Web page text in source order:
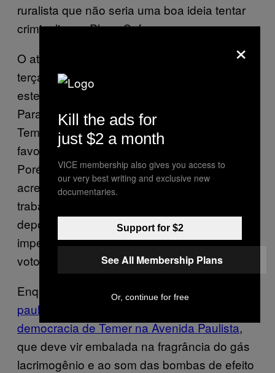
ruralista que não seria uma boa ideia tentar
criminalizar o Plano Safra.
O ato final do impeachment acontece nesta
terça-feira (30), numa sessão que deve se
estender até a madrugada de quarta (31).
Para tirar Dilma definitivamente do cargo,
Temer e seus aliados precisam de 54 votos a
favor, que para muitos já são favas contadas.
Porém os apoiadores de Dilma no Senado
acreditam que “não tá morto quem peleia” e
trabalham por uma virada final, mesmo
depois do relatório que pedia seu
impeachment ter sido aprovado com 59
votos.
Enquanto isso, na noite de segunda,
paulistanos tiveram um gostinho da nova
democracia de Temer na Avenida Paulista,
que deve vir embalada na fragrância do gás
lacrimogênio e ao som das bombas de efeito
×
Kill the ads for
just $2 a month
VICE membership also gives you access to
our very best writing and exclusive new
documentaries.
Support for $2
See All Membership Plans
Or, continue for free